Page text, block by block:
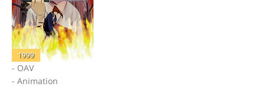
1999
- OAV
- Animation